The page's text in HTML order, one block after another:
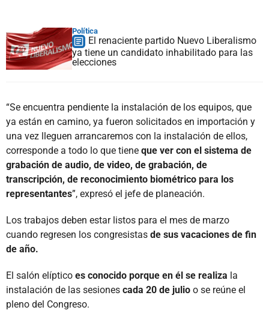
Política
El renaciente partido Nuevo Liberalismo
ya tiene un candidato inhabilitado para las
elecciones
“Se encuentra pendiente la instalación de los equipos, que
ya están en camino, ya fueron solicitados en importación y
una vez lleguen arrancaremos con la instalación de ellos,
corresponde a todo lo que tiene que ver con el sistema de
grabación de audio, de video, de grabación, de
transcripción, de reconocimiento biométrico para los
representantes”, expresó el jefe de planeación.
Los trabajos deben estar listos para el mes de marzo
cuando regresen los congresistas de sus vacaciones de fin
de año.
El salón elíptico es conocido porque en él se realiza la
instalación de las sesiones cada 20 de julio o se reúne el
pleno del Congreso.